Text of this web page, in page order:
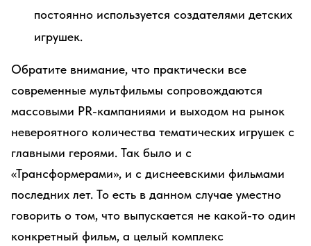
постоянно используется создателями детских
игрушек.
Обратите внимание, что практически все
современные мультфильмы сопровождаются
массовыми PR-кампаниями и выходом на рынок
невероятного количества тематических игрушек с
главными героями. Так было и с
«Трансформерами», и с диснеевскими фильмами
последних лет. То есть в данном случае уместно
говорить о том, что выпускается не какой-то один
конкретный фильм, а целый комплекс